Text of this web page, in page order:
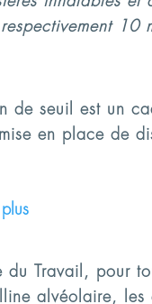
respectivement
de seuil est un
en place de
du Travail, pour
alvéolaire, les